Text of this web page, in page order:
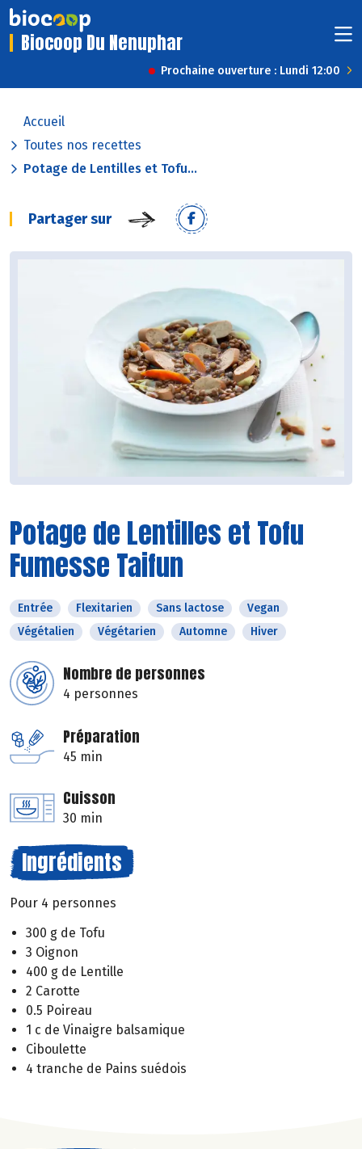
Biocoop Du Nenuphar
Prochaine ouverture : Lundi 12:00
Accueil
Toutes nos recettes
Potage de Lentilles et Tofu...
Partager sur
Potage de Lentilles et Tofu
Fumesse Taifun
Entrée Flexitarien Sans lactose
Vegan
Végétalien
Végétarien Automne Hiver
Nombre de personnes
4 personnes
Préparation
45 min
Cuisson
30 min
Ingrédients
Pour 4 personnes
300 g de Tofu
3 Oignon
400 g de Lentille
2 Carotte
0.5 Poireau
1 c de Vinaigre balsamique
Ciboulette
4 tranche de Pains suédois